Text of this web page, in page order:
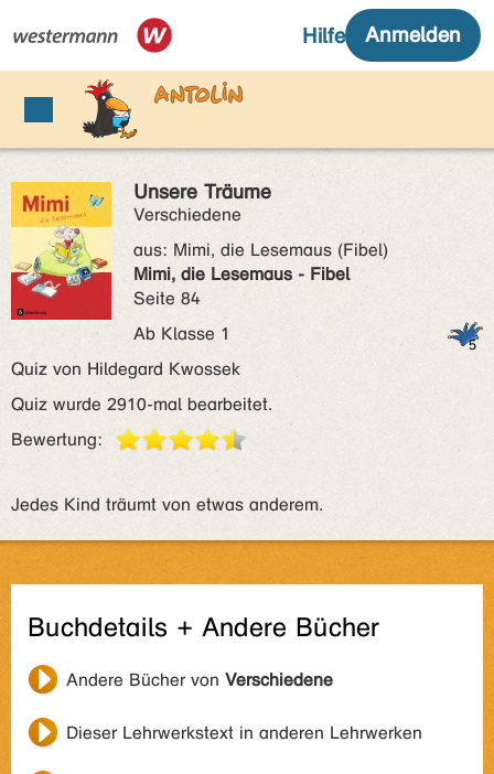
Unsere Träume
Verschiedene
aus: Mimi, die Lesemaus (Fibel)
Mimi, die Lesemaus - Fibel
Seite 84
Ab Klasse 1
Quiz von Hildegard Kwossek
Quiz wurde 2910-mal bearbeitet.
Bewertung:
Jedes Kind träumt von etwas anderem.
Buchdetails + Andere Bücher
Andere Bücher von Verschiedene
Dieser Lehrwerkstext in anderen Lehrwerken